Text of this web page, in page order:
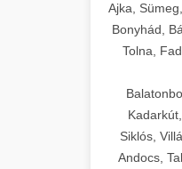
🍞
🔪
Ajka,
Bonyhád,
Tolna,
Siklós,
Andocs,